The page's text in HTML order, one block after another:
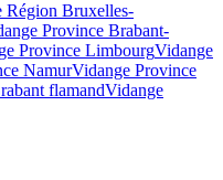
Région Bruxelles-
Province Brabant-
Province LimbourgVidange
NamurVidange Province
flamandVidange